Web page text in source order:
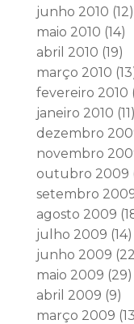
junho 2010 (12)
maio 2010 (14)
abril 2010 (19)
março 2010
fevereiro 2010
janeiro 2010 (11)
dezembro
novembro
outubro 2009
setembro
agosto 2009
julho 2009 (14)
junho 2009
maio 2009 (29)
abril 2009 (9)
março 2009